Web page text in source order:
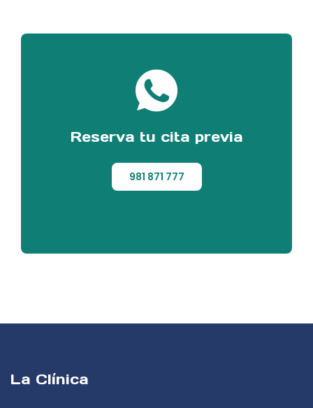
Reserva tu cita previa
981 871 777
La Clínica